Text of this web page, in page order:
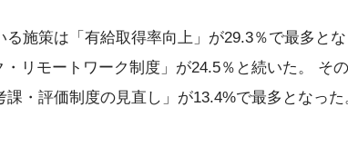
施策は「有給取得率向上」が29.3％で最多と
リモートワーク制度」が24.5％と続いた。 そ
・評価制度の見直し」が13.4%で最多となった